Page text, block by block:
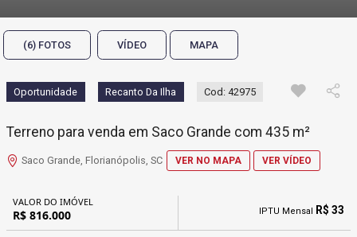
(6) FOTOS VÍDEO MAPA
Oportunidade Recanto Da Ilha Cod: 42975
Terreno para venda em Saco Grande com 435 m²
Saco Grande, Florianópolis, SC VER NO MAPA VER VÍDEO
VALOR DO IMÓVEL
R$ 816.000 IPTU Mensal R$ 33